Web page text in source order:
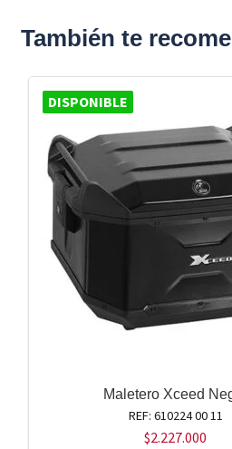
También te
DISPONIBLE
Maletero Xceed
REF: 610224 00 11
$2.227.000